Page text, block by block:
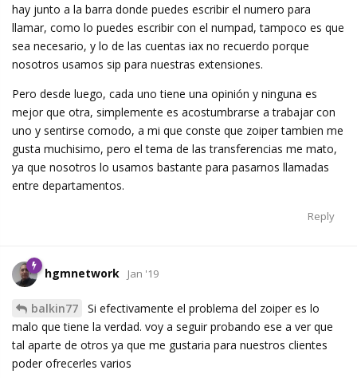
hay junto a la barra donde puedes escribir el numero para
llamar, como lo puedes escribir con el numpad, tampoco es que
sea necesario, y lo de las cuentas iax no recuerdo porque
nosotros usamos sip para nuestras extensiones.
Pero desde luego, cada uno tiene una opinión y ninguna es
mejor que otra, simplemente es acostumbrarse a trabajar con
uno y sentirse comodo, a mi que conste que zoiper tambien me
gusta muchisimo, pero el tema de las transferencias me mato,
ya que nosotros lo usamos bastante para pasarnos llamadas
entre departamentos.
Reply
hgmnetwork Jan '19
balkin77
Si efectivamente el problema del zoiper es lo
malo que tiene la verdad. voy a seguir probando ese a ver que
tal aparte de otros ya que me gustaria para nuestros clientes
poder ofrecerles varios